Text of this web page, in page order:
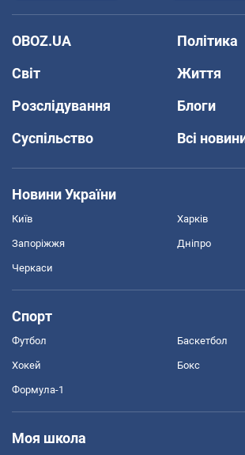
OBOZ.UA
Політика
Світ
Життя
Розслідування
Блоги
Суспільство
Всі
Новини України
Київ Харків
Запоріжжя Дніпро
Черкаси
Спорт
Футбол Баскетбол
Хокей Бокс
Формула-1
Моя школа